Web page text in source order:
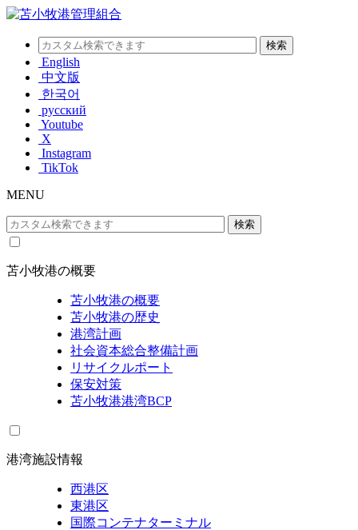
English
中文版
한국어
русский
Youtube
X
Instagram
TikTok
MENU
苫小牧港の概要
苫小牧港の概要
苫小牧港の歴史
港湾計画
社会資本総合整備計画
リサイクルポート
保安対策
苫小牧港港湾BCP
港湾施設情報
西港区
東港区
国際コンテナターミナル